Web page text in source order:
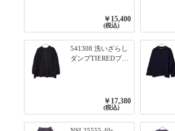
プルオーバー 101オ
フベージュ×ネイビ
ー／レッド
￥15,400
(税込)
541308 洗いざらし
ダンプTIEREDブシ
￥17,380
(税込)